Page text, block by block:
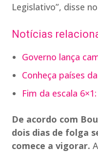
Legislativo”, disse
Notícias
Governo lança
Conheça países
Fim da escala
De acordo com
dois dias de folga
comece a vigorar.